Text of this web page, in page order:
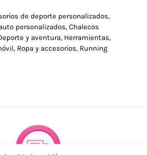
de deporte personalizados,
personalizados, Chalecos
y aventura, Herramientas,
, Ropa y accesorios, Running